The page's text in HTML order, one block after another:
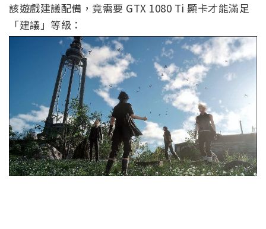
該遊戲建議配備，竟需要 GTX 1080 Ti 顯卡才能滿足
「建議」等級：